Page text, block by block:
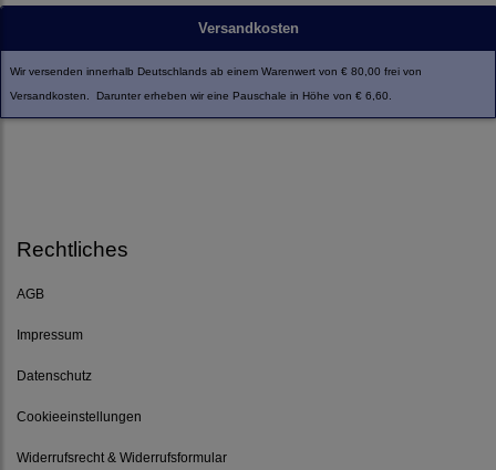
Versandkosten
Wir versenden innerhalb Deutschlands ab einem Warenwert von € 80,00 frei von
Versandkosten. Darunter erheben wir eine Pauschale in Höhe von € 6,60.
Rechtliches
AGB
Impressum
Datenschutz
Cookieeinstellungen
Widerrufsrecht & Widerrufsformular